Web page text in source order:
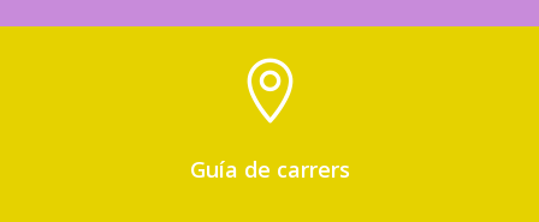

Guía de carrers